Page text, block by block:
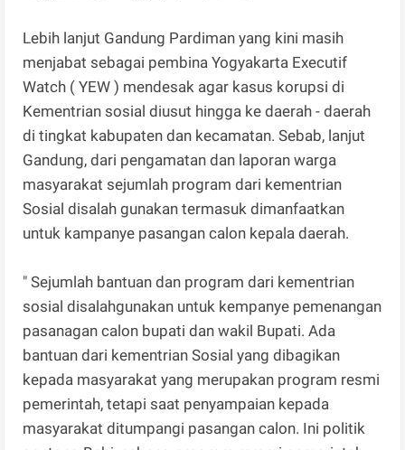
Lebih lanjut Gandung Pardiman yang kini masih
menjabat sebagai pembina Yogyakarta Executif
Watch ( YEW ) mendesak agar kasus korupsi di
Kementrian sosial diusut hingga ke daerah - daerah
di tingkat kabupaten dan kecamatan. Sebab, lanjut
Gandung, dari pengamatan dan laporan warga
masyarakat sejumlah program dari kementrian
Sosial disalah gunakan termasuk dimanfaatkan
untuk kampanye pasangan calon kepala daerah.
" Sejumlah bantuan dan program dari kementrian
sosial disalahgunakan untuk kempanye pemenangan
pasanagan calon bupati dan wakil Bupati. Ada
bantuan dari kementrian Sosial yang dibagikan
kepada masyarakat yang merupakan program resmi
pemerintah, tetapi saat penyampaian kepada
masyarakat ditumpangi pasangan calon. Ini politik